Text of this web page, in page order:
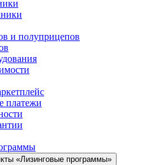
и полуприцепов
платежи
«Лизинговые программы»